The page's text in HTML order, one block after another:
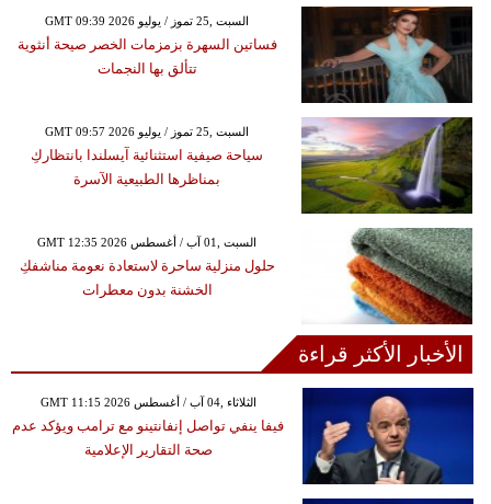
GMT 09:39 2026 السبت ,25 تموز / يوليو
فساتين السهرة بزمزمات الخصر صيحة أنثوية
تتألق بها النجمات
GMT 09:57 2026 السبت ,25 تموز / يوليو
سياحة صيفية استثنائية آيسلندا بانتظاركِ
بمناظرها الطبيعية الآسرة
GMT 12:35 2026 السبت ,01 آب / أغسطس
حلول منزلية ساحرة لاستعادة نعومة مناشفكِ
الخشنة بدون معطرات
الأخبار الأكثر قراءة
GMT 11:15 2026 الثلاثاء ,04 آب / أغسطس
فيفا ينفي تواصل إنفانتينو مع ترامب ويؤكد عدم
صحة التقارير الإعلامية